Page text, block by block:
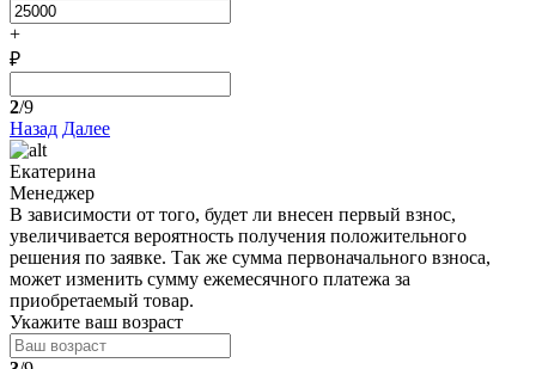
+
₽
2/9
Назад Далее
Екатерина
Менеджер
В зависимости от того, будет ли внесен первый взнос,
увеличивается вероятность получения положительного
решения по заявке. Так же сумма первоначального взноса,
может изменить сумму ежемесячного платежа за
приобретаемый товар.
Укажите ваш возраст